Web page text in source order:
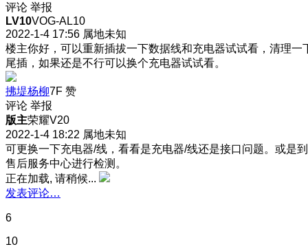
评论 举报
LV10VOG-AL10
2022-1-4 17:56 属地未知
楼主你好，可以重新插拔一下数据线和充电器试试看，清理一
尾插，如果还是不行可以换个充电器试试看。
拂堤杨柳7F 赞
评论 举报
版主荣耀V20
2022-1-4 18:22 属地未知
可更换一下充电器/线，看看是充电器/线还是接口问题。或是到
售后服务中心进行检测。
正在加载, 请稍候...
发表评论…
6
10